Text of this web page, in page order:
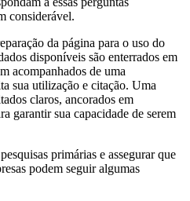
considerável.
da página para o uso do
disponíveis são enterrados em
acompanhados de uma
sua utilização e citação. Uma
claros, ancorados em
garantir sua capacidade de serem
primárias e assegurar que
podem seguir algumas